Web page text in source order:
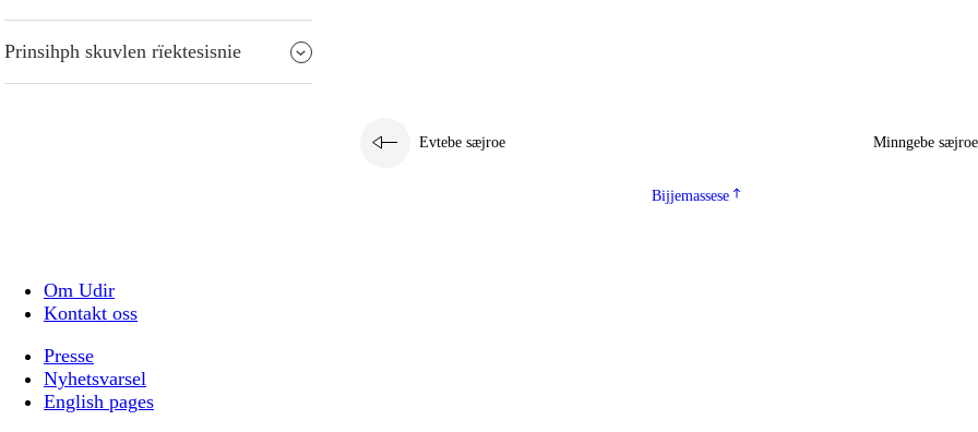
Prinsihph skuvlen rïektesisnie
Evtebe sæjroe Minngebe sæjroe
Bijjemassese
Om Udir
Kontakt oss
Presse
Nyhetsvarsel
English pages